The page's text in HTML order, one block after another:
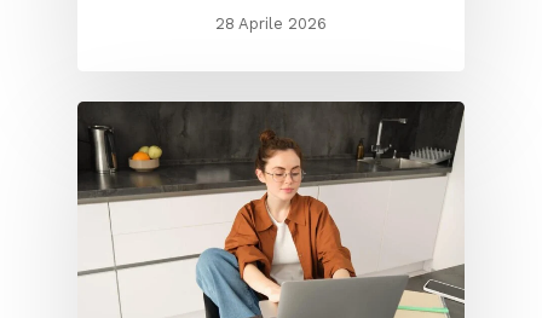
28 Aprile 2026